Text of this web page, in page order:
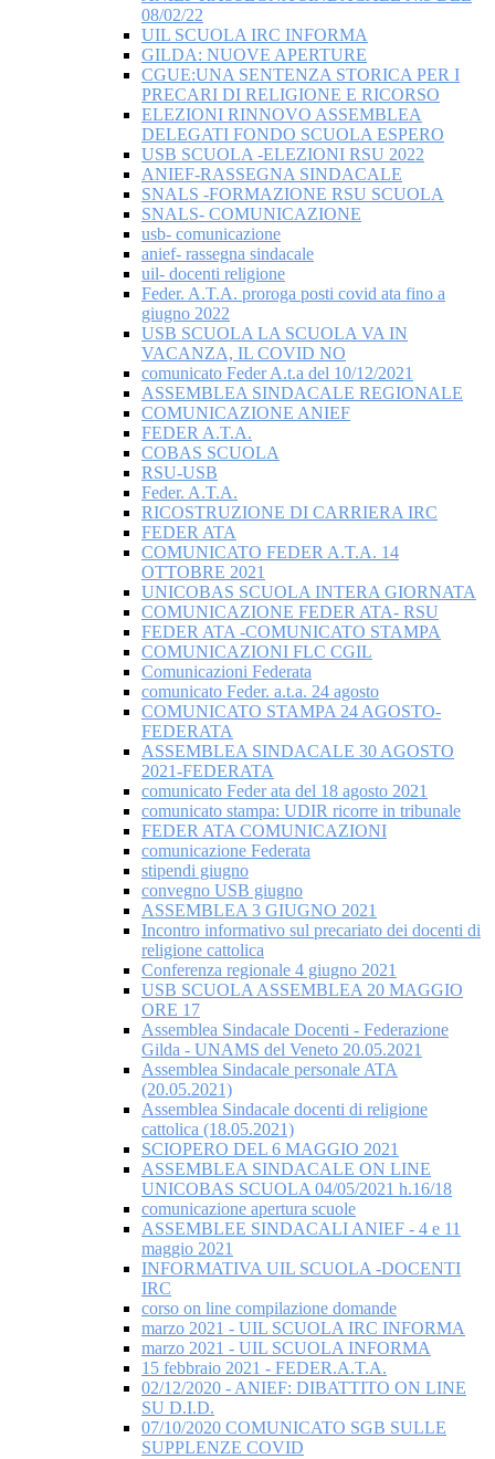
08/02/22
UIL SCUOLA IRC INFORMA
GILDA: NUOVE APERTURE
CGUE:UNA SENTENZA STORICA PER I
PRECARI DI RELIGIONE E RICORSO
ELEZIONI RINNOVO ASSEMBLEA
DELEGATI FONDO SCUOLA ESPERO
USB SCUOLA -ELEZIONI RSU 2022
ANIEF-RASSEGNA SINDACALE
SNALS -FORMAZIONE RSU SCUOLA
SNALS- COMUNICAZIONE
usb- comunicazione
anief- rassegna sindacale
uil- docenti religione
Feder. A.T.A. proroga posti covid ata fino a
giugno 2022
USB SCUOLA LA SCUOLA VA IN
VACANZA, IL COVID NO
comunicato Feder A.t.a del 10/12/2021
ASSEMBLEA SINDACALE REGIONALE
COMUNICAZIONE ANIEF
FEDER A.T.A.
COBAS SCUOLA
RSU-USB
Feder. A.T.A.
RICOSTRUZIONE DI CARRIERA IRC
FEDER ATA
COMUNICATO FEDER A.T.A. 14
OTTOBRE 2021
UNICOBAS SCUOLA INTERA GIORNATA
COMUNICAZIONE FEDER ATA- RSU
FEDER ATA -COMUNICATO STAMPA
COMUNICAZIONI FLC CGIL
Comunicazioni Federata
comunicato Feder. a.t.a. 24 agosto
COMUNICATO STAMPA 24 AGOSTO-
FEDERATA
ASSEMBLEA SINDACALE 30 AGOSTO
2021-FEDERATA
comunicato Feder ata del 18 agosto 2021
comunicato stampa: UDIR ricorre in tribunale
FEDER ATA COMUNICAZIONI
comunicazione Federata
stipendi giugno
convegno USB giugno
ASSEMBLEA 3 GIUGNO 2021
Incontro informativo sul precariato dei docenti di
religione cattolica
Conferenza regionale 4 giugno 2021
USB SCUOLA ASSEMBLEA 20 MAGGIO
ORE 17
Assemblea Sindacale Docenti - Federazione
Gilda - UNAMS del Veneto 20.05.2021
Assemblea Sindacale personale ATA
(20.05.2021)
Assemblea Sindacale docenti di religione
cattolica (18.05.2021)
SCIOPERO DEL 6 MAGGIO 2021
ASSEMBLEA SINDACALE ON LINE
UNICOBAS SCUOLA 04/05/2021 h.16/18
comunicazione apertura scuole
ASSEMBLEE SINDACALI ANIEF - 4 e 11
maggio 2021
INFORMATIVA UIL SCUOLA -DOCENTI
IRC
corso on line compilazione domande
marzo 2021 - UIL SCUOLA IRC INFORMA
marzo 2021 - UIL SCUOLA INFORMA
15 febbraio 2021 - FEDER.A.T.A.
02/12/2020 - ANIEF: DIBATTITO ON LINE
SU D.I.D.
07/10/2020 COMUNICATO SGB SULLE
SUPPLENZE COVID